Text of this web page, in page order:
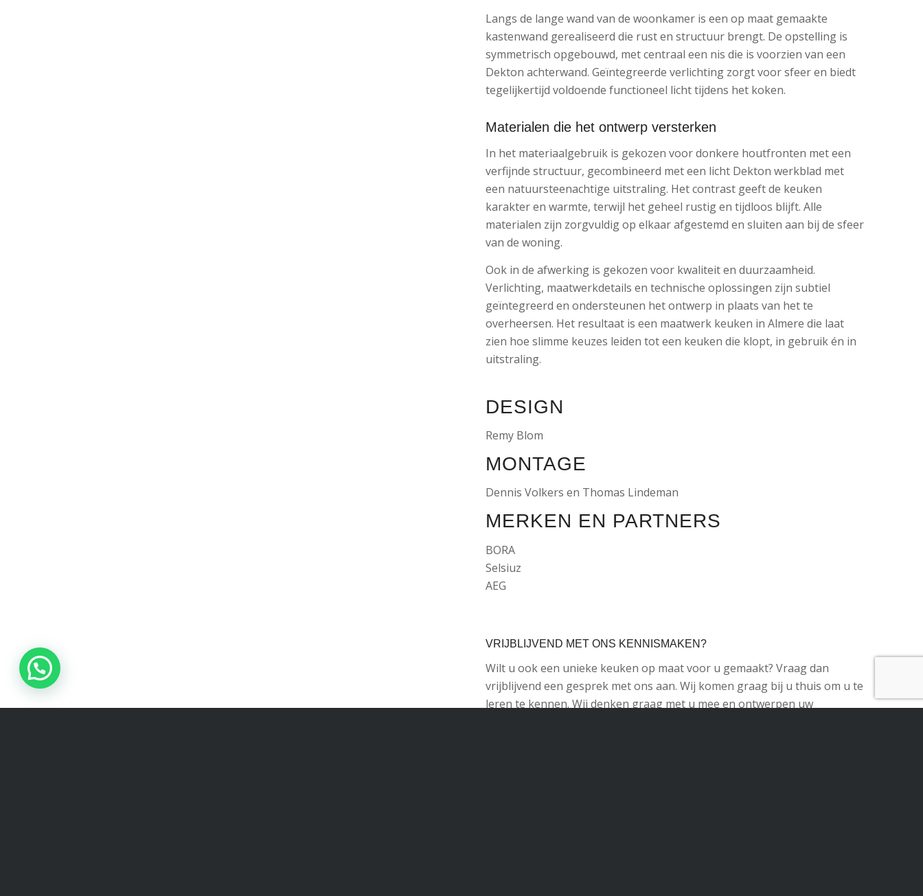
Langs de lange wand van de woonkamer is een op maat gemaakte
kastenwand gerealiseerd die rust en structuur brengt. De opstelling is
symmetrisch opgebouwd, met centraal een nis die is voorzien van een
Dekton achterwand. Geïntegreerde verlichting zorgt voor sfeer en biedt
tegelijkertijd voldoende functioneel licht tijdens het koken.
Materialen die het ontwerp versterken
In het materiaalgebruik is gekozen voor donkere houtfronten met een
verfijnde structuur, gecombineerd met een licht Dekton werkblad met
een natuursteenachtige uitstraling. Het contrast geeft de keuken
karakter en warmte, terwijl het geheel rustig en tijdloos blijft. Alle
materialen zijn zorgvuldig op elkaar afgestemd en sluiten aan bij de sfeer
van de woning.
Ook in de afwerking is gekozen voor kwaliteit en duurzaamheid.
Verlichting, maatwerkdetails en technische oplossingen zijn subtiel
geïntegreerd en ondersteunen het ontwerp in plaats van het te
overheersen. Het resultaat is een maatwerk keuken in Almere die laat
zien hoe slimme keuzes leiden tot een keuken die klopt, in gebruik én in
uitstraling.
DESIGN
Remy Blom
MONTAGE
Dennis Volkers en Thomas Lindeman
MERKEN EN PARTNERS
BORA
Selsiuz
AEG
VRIJBLIJVEND MET ONS KENNISMAKEN?
Wilt u ook een unieke keuken op maat voor u gemaakt? Vraag dan
vrijblijvend een gesprek met ons aan. Wij komen graag bij u thuis om u te
leren te kennen. Wij denken graag met u mee en ontwerpen uw